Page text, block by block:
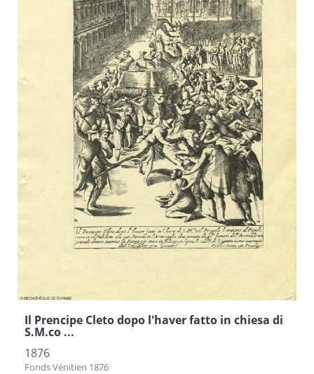
Il Prencipe Cleto dopo l'haver fatto in chiesa di
S.M.co ...
1876
Fonds Vénitien 1876